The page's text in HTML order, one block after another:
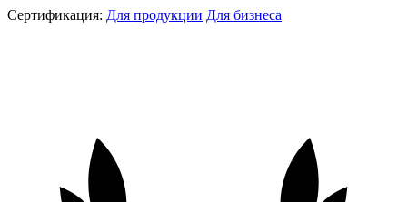
Сертификация: Для продукции Для бизнеса